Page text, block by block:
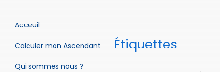
Acceuil
Calculer mon Ascendant
Qui sommes nous ?
Étiquettes